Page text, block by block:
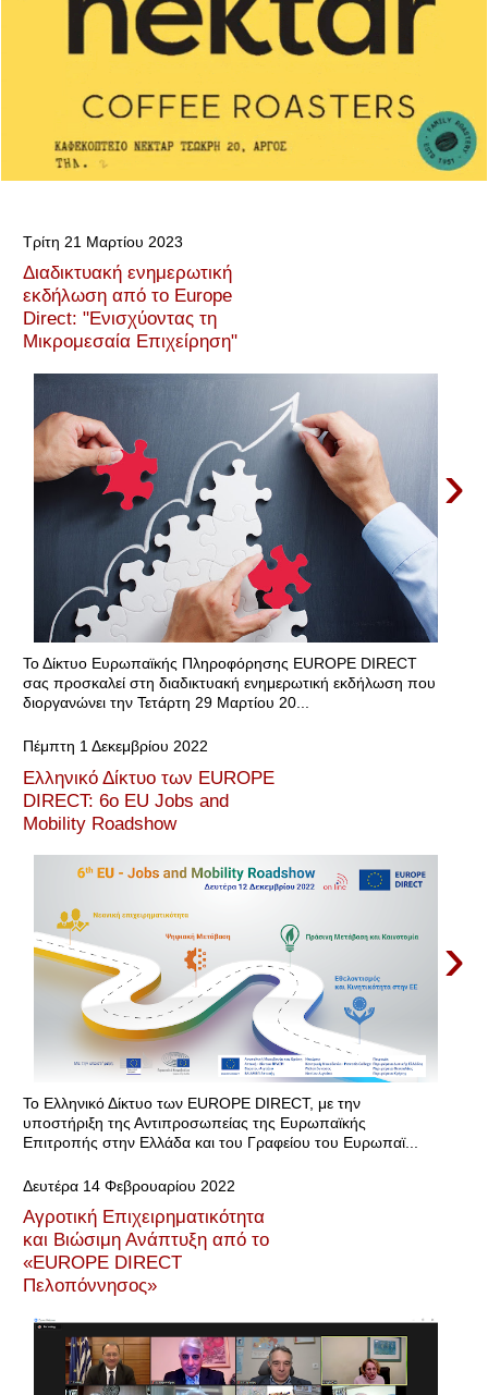
Τρίτη 21 Μαρτίου 2023
Διαδικτυακή ενημερωτική
εκδήλωση από το Europe
Direct: "Ενισχύοντας τη
Μικρομεσαία Επιχείρηση"
›
Το Δίκτυο Ευρωπαϊκής Πληροφόρησης EUROPE DIRECT
σας προσκαλεί στη διαδικτυακή ενημερωτική εκδήλωση που
διοργανώνει την Τετάρτη 29 Μαρτίου 20...
Πέμπτη 1 Δεκεμβρίου 2022
Ελληνικό Δίκτυο των EUROPE
DIRECT: 6ο EU Jobs and
Mobility Roadshow
›
Το Ελληνικό Δίκτυο των EUROPE DIRECT, με την
υποστήριξη της Αντιπροσωπείας της Ευρωπαϊκής
Επιτροπής στην Ελλάδα και του Γραφείου του Ευρωπαϊ...
Δευτέρα 14 Φεβρουαρίου 2022
Αγροτική Επιχειρηματικότητα
και Βιώσιμη Ανάπτυξη από το
«EUROPE DIRECT
Πελοπόννησος»